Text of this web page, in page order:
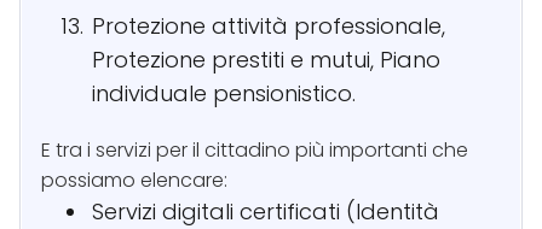
Protezione attività professionale,
Protezione prestiti e mutui, Piano
individuale pensionistico.
E tra i servizi per il cittadino più importanti che
possiamo elencare:
Servizi digitali certificati (Identità